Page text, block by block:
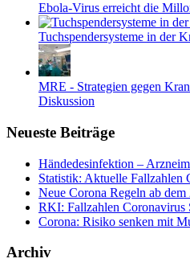
Ebola-Virus erreicht die
Tuchspendersysteme in der
MRE - Strategien gegen
Diskussion
Neueste Beiträge
Händedesinfektion –
Statistik: Aktuelle Fallzahlen
Neue Corona Regeln ab
RKI: Fallzahlen Coronavirus
Corona: Risiko senken mit
Archiv